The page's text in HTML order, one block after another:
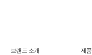
브랜드 소개 제